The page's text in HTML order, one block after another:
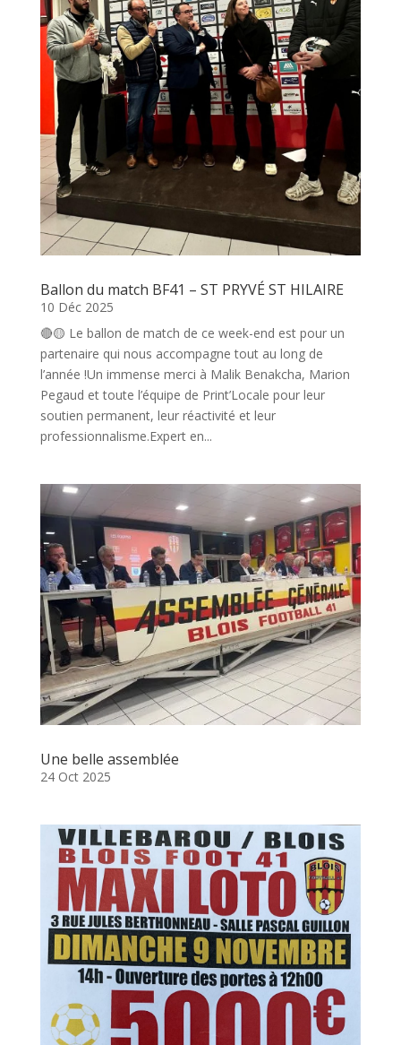
Ballon du match BF41 – ST PRYVÉ ST HILAIRE
10 Déc 2025
🔴🟡 Le ballon de match de ce week-end est pour un
partenaire qui nous accompagne tout au long de
l’année !Un immense merci à Malik Benakcha, Marion
Pegaud et toute l’équipe de Print’Locale pour leur
soutien permanent, leur réactivité et leur
professionnalisme.Expert en...
Une belle assemblée
24 Oct 2025